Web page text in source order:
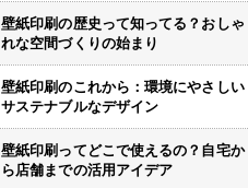
壁紙印刷の歴史って知ってる？おしゃ
れな空間づくりの始まり
壁紙印刷のこれから：環境にやさしい
サステナブルなデザイン
壁紙印刷ってどこで使えるの？自宅か
ら店舗までの活用アイデア